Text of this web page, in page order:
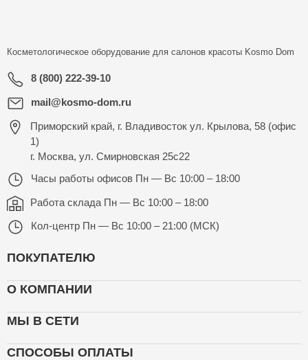
Косметологическое оборудование для салонов красоты Kosmo Dom
8 (800) 222-39-10
mail@kosmo-dom.ru
Приморский край, г. Владивосток ул. Крылова, 58 (офис
1)
г. Москва, ул. Смирновская 25с22
Часы работы офисов Пн — Вс 10:00 – 18:00
Работа склада Пн — Вс 10:00 – 18:00
Кол-центр Пн — Вс 10:00 – 21:00 (МСК)
ПОКУПАТЕЛЮ
О КОМПАНИИ
МЫ В СЕТИ
СПОСОБЫ ОПЛАТЫ